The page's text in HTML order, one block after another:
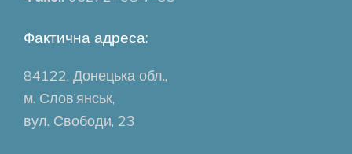
Фактична адреса:
84122, Донецька обл.,
м. Слов’янськ,
вул. Свободи, 23